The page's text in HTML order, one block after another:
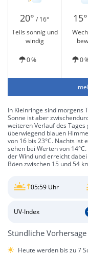
20° / 16° 15°
Teils sonnig und
windig
0 % 0
In Kleinringe sind morgens
Sonne ist aber
weiteren Verlauf des
überwiegend blauen
von 16 bis 23°C. Nachts ist
sehen bei Werten von
der Wind und erreicht
Böen zwischen 15 und 54
05:59 Uhr
UV-Index
Stündliche
Heute werden bis zu 7